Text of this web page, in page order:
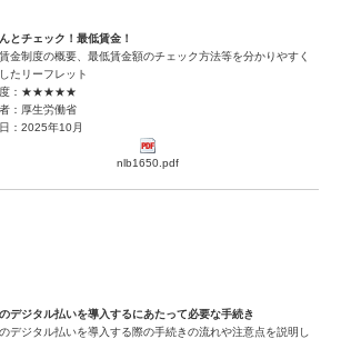
とチェック！最低賃金！
金制度の概要、最低賃金額のチェック方法等を分かりやすく
たリーフレット
度：★★★★★
：厚生労働省
：2025年10月
nlb1650.pdf
デジタル払いを導入するにあたって必要な手続き
デジタル払いを導入する際の手続きの流れや注意点を説明し